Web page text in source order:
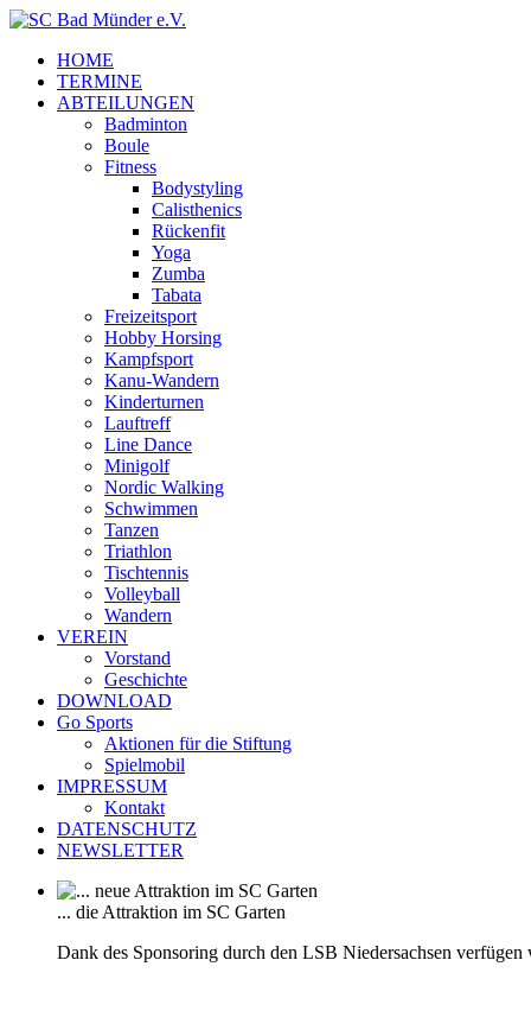
HOME
TERMINE
ABTEILUNGEN
Badminton
Boule
Fitness
Bodystyling
Calisthenics
Rückenfit
Yoga
Zumba
Tabata
Freizeitsport
Hobby Horsing
Kampfsport
Kanu-Wandern
Kinderturnen
Lauftreff
Line Dance
Minigolf
Nordic Walking
Schwimmen
Tanzen
Triathlon
Tischtennis
Volleyball
Wandern
VEREIN
Vorstand
Geschichte
DOWNLOAD
Go Sports
Aktionen für die Stiftung
Spielmobil
IMPRESSUM
Kontakt
DATENSCHUTZ
NEWSLETTER
... die Attraktion im SC Garten
Dank des Sponsoring durch den LSB Niedersachsen